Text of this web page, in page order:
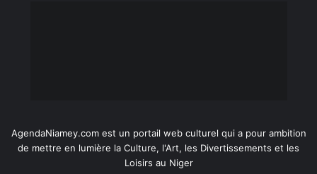
AgendaNiamey.com est un portail web culturel qui a pour ambition
de mettre en lumière la Culture, l'Art, les Divertissements et les
Loisirs au Niger